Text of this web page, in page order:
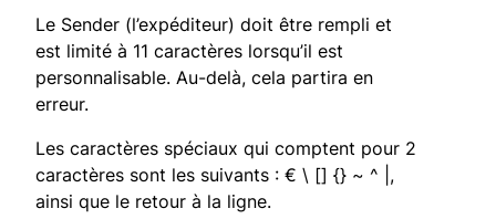
Le Sender (l’expéditeur) doit être rempli et
est limité à 11 caractères lorsqu’il est
personnalisable. Au-delà, cela partira en
erreur.
Les caractères spéciaux qui comptent pour 2
caractères sont les suivants : € \ [] {} ~ ^ |,
ainsi que le retour à la ligne.